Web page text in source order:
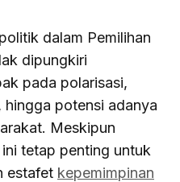
dalam Pemilihan
dipungkiri
pada polarisasi,
hingga potensi adanya
Meskipun
tetap penting untuk
estafet kepemimpinan